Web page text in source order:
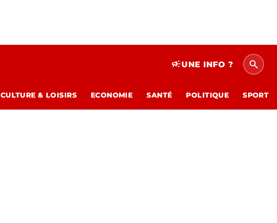
campaignUNE INFO ? search
CULTURE & LOISIRS ECONOMIE SANTÉ POLITIQUE SPORT